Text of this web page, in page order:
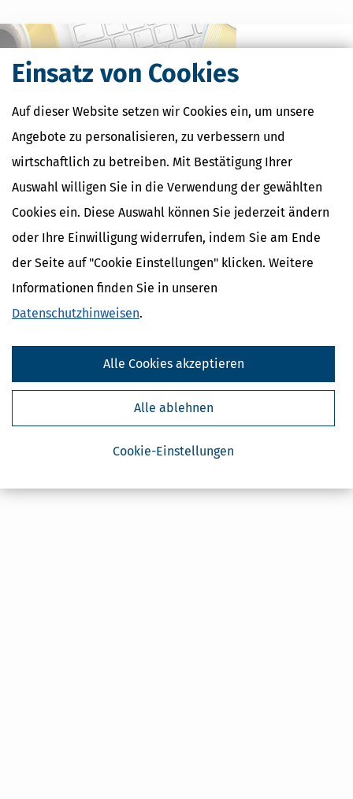
Einsatz von Cookies
Auf dieser Website setzen wir Cookies ein, um unsere
Angebote zu personalisieren, zu verbessern und
wirtschaftlich zu betreiben. Mit Bestätigung Ihrer
Auswahl willigen Sie in die Verwendung der gewählten
Cookies ein. Diese Auswahl können Sie jederzeit ändern
oder Ihre Einwilligung widerrufen, indem Sie am Ende
der Seite auf "Cookie Einstellungen" klicken. Weitere
Informationen finden Sie in unseren
Datenschutzhinweisen.
Cookie-Einstellungen
Alle ablehnen
Alle Cookies akzeptieren
Kostenlose Steuertipps & News
Absenden
Steuertipps
Steuertipps Selbstständige
Geldtipps
Ja, ich möchte die kostenlosen Newsletter
Abbestellung des Newsletters widerrufen.